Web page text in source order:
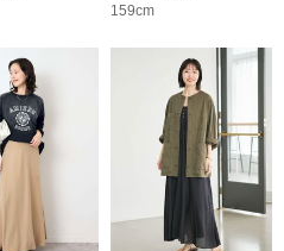
159cm